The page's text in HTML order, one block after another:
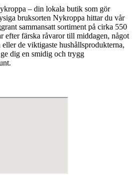
– din lokala butik som gör
bruksorten Nykroppa hittar du vår
sammansatt sortiment på cirka 550
efter färska råvaror till middagen, något
de viktigaste hushållsprodukterna,
dig en smidig och trygg